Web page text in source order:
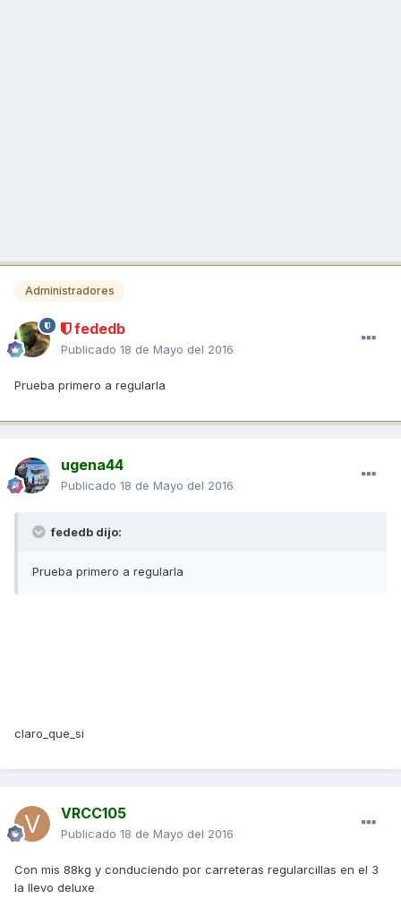
Administradores
fededb
Publicado 18 de Mayo del 2016
Prueba primero a regularla
ugena44
Publicado 18 de Mayo del 2016
fededb dijo:
Prueba primero a regularla
claro_que_si
VRCC105
Publicado 18 de Mayo del 2016
Con mis 88kg y conduciendo por carreteras regularcillas en el 3
la llevo deluxe